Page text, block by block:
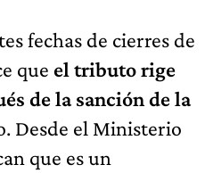
fechas de cierres de
que el tributo rige
de la sanción de la
Desde el Ministerio
que es un